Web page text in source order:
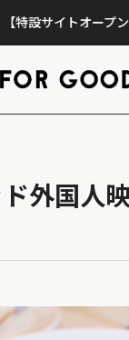
サイトオープン】映
外国人